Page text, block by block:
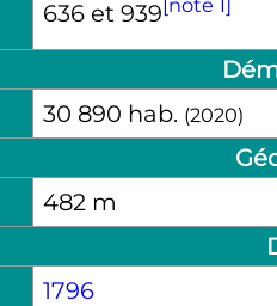
636 et 939
30 890 hab. (2020)
482 m
1796